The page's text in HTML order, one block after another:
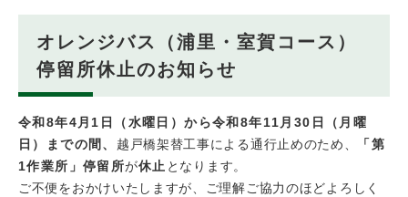
​オレンジバス（浦里・室賀コース）
停留所休止のお知らせ
令和8年4月1日（水曜日）から令和8年11月30日（月曜
日）までの間、 越戸橋架替工事による通行止めのため、
「第
1作業所」停留所が休止 となります。
ご不便をおかけいたしますが、ご理解ご協力のほどよろしく